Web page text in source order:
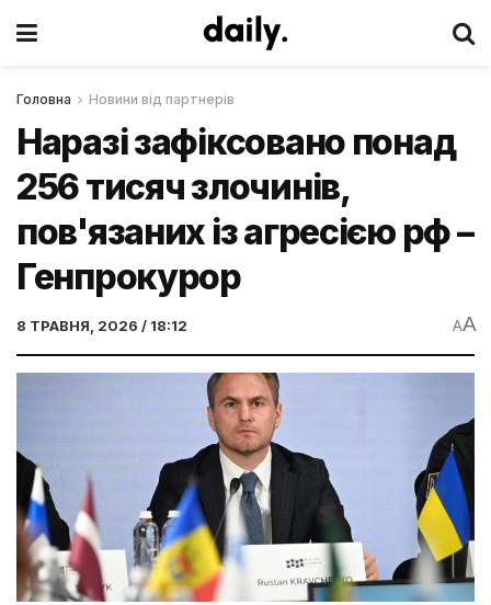
Головна Новини від партнерів
Наразі зафіксовано понад
256 тисяч злочинів,
пов'язаних із агресією рф –
Генпрокурор
8 ТРАВНЯ, 2026 / 18:12 AA